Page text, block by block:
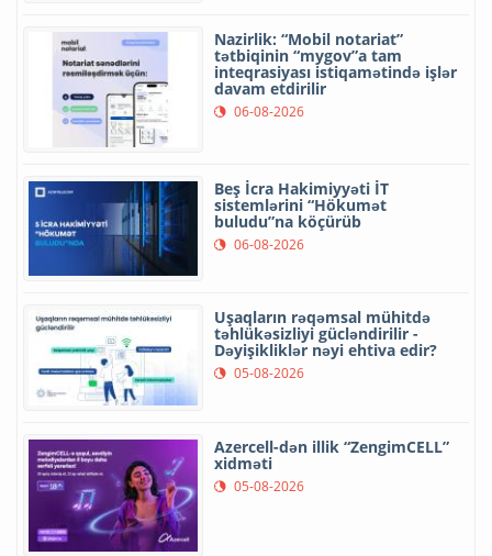
Nazirlik: “Mobil notariat”
tətbiqinin “mygov”a tam
inteqrasiyası istiqamətində işlər
davam etdirilir
06-08-2026
Beş İcra Hakimiyyəti İT
sistemlərini “Hökumət
buludu”na köçürüb
06-08-2026
Uşaqların rəqəmsal mühitdə
təhlükəsizliyi gücləndirilir -
Dəyişikliklər nəyi ehtiva edir?
05-08-2026
Azercell-dən illik “ZengimCELL”
xidməti
05-08-2026